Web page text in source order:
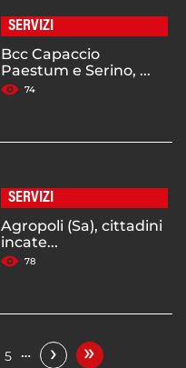
SERVIZI
Bcc Capaccio
Paestum e Serino, ...
74
SERVIZI
Agropoli (Sa), cittadini
incate...
78
5 … › »